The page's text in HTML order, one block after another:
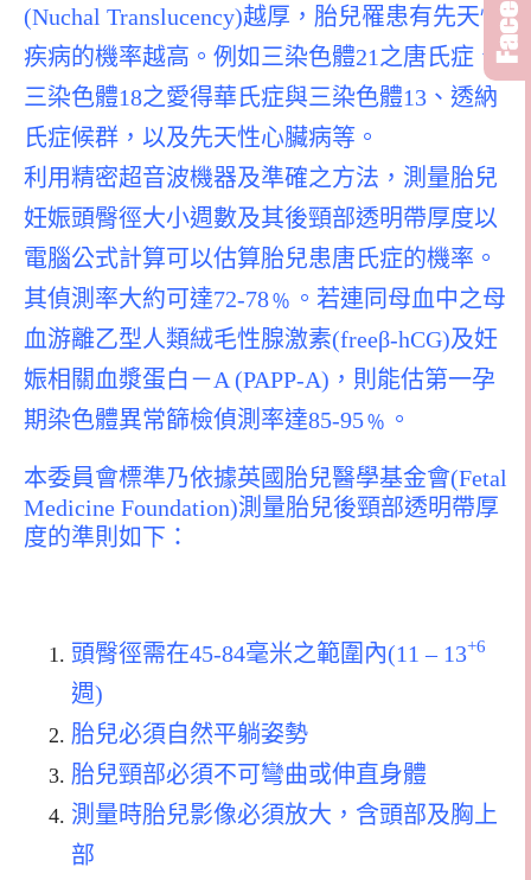
(Nuchal Translucency)越厚，胎兒罹患有先天性
疾病的機率越高。例如三染色體21之唐氏症、
三染色體18之愛得華氏症與三染色體13、透納
氏症候群，以及先天性心臟病等。
利用精密超音波機器及準確之方法，測量胎兒
妊娠頭臀徑大小週數及其後頸部透明帶厚度以
電腦公式計算可以估算胎兒患唐氏症的機率。
其偵測率大約可達72-78﹪。若連同母血中之母
血游離乙型人類絨毛性腺激素(freeβ-hCG)及妊
娠相關血漿蛋白－A (PAPP-A)，則能估第一孕
期染色體異常篩檢偵測率達85-95﹪。
本委員會標準乃依據英國胎兒醫學基金會(Fetal
Medicine Foundation)測量胎兒後頸部透明帶厚
度的準則如下：
頭臀徑需在45-84毫米之範圍內(11 – 13+6
週)
胎兒必須自然平躺姿勢
胎兒頸部必須不可彎曲或伸直身體
測量時胎兒影像必須放大，含頭部及胸上
部